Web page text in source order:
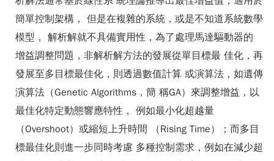
簡單控制架構， 但是在複雜的系統，或是不知道系統數學
模型， 解析解就不具備實用性，為了處理馬達驅動器的
增益調整問題，非解析解方法的發展從單目標最 佳化，再
發展至多目標最佳化，則透過數值計算 或演算法，如遺傳
演算法（Genetic Algorithms，簡 稱GA）來調整增益，以
最佳化特定動態響應特性， 例如最小化超越量
（Overshoot）或縮短上升時間 （Rising Time）；而多目
標最佳化則進一步同時考慮 多種控制需求，例如在減少超